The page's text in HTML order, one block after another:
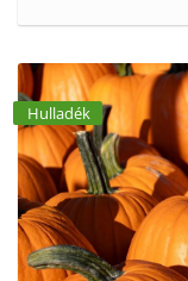
Hulladék